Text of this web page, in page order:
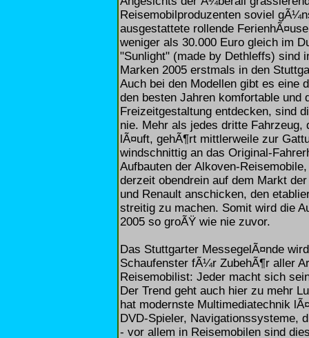
Reisemobilproduzenten soviel
ausgestattete rollende
weniger als 30.000 Euro gleich im
"Sunlight" (made by Dethleffs) sind
Marken 2005 erstmals in den
Auch bei den Modellen gibt es eine
den besten Jahren komfortable
Freizeitgestaltung entdecken, sind
nie. Mehr als jedes dritte
lÃ¤uft, gehÃ¶rt mittlerweile zur
windschnittig an das Original-
Aufbauten der Alkoven-
derzeit obendrein auf dem Markt
und Renault anschicken, den
streitig zu machen. Somit wird die
2005 so groÃŸ wie nie zuvor.
Das Stuttgarter MessegelÃ¤nde
Schaufenster fÃ¼r ZubehÃ¶r aller
Reisemobilist: Jeder macht sich
Der Trend geht auch hier zu mehr
hat modernste Multimediatechnik
DVD-Spieler, Navigationssysteme,
- vor allem in Reisemobilen sind